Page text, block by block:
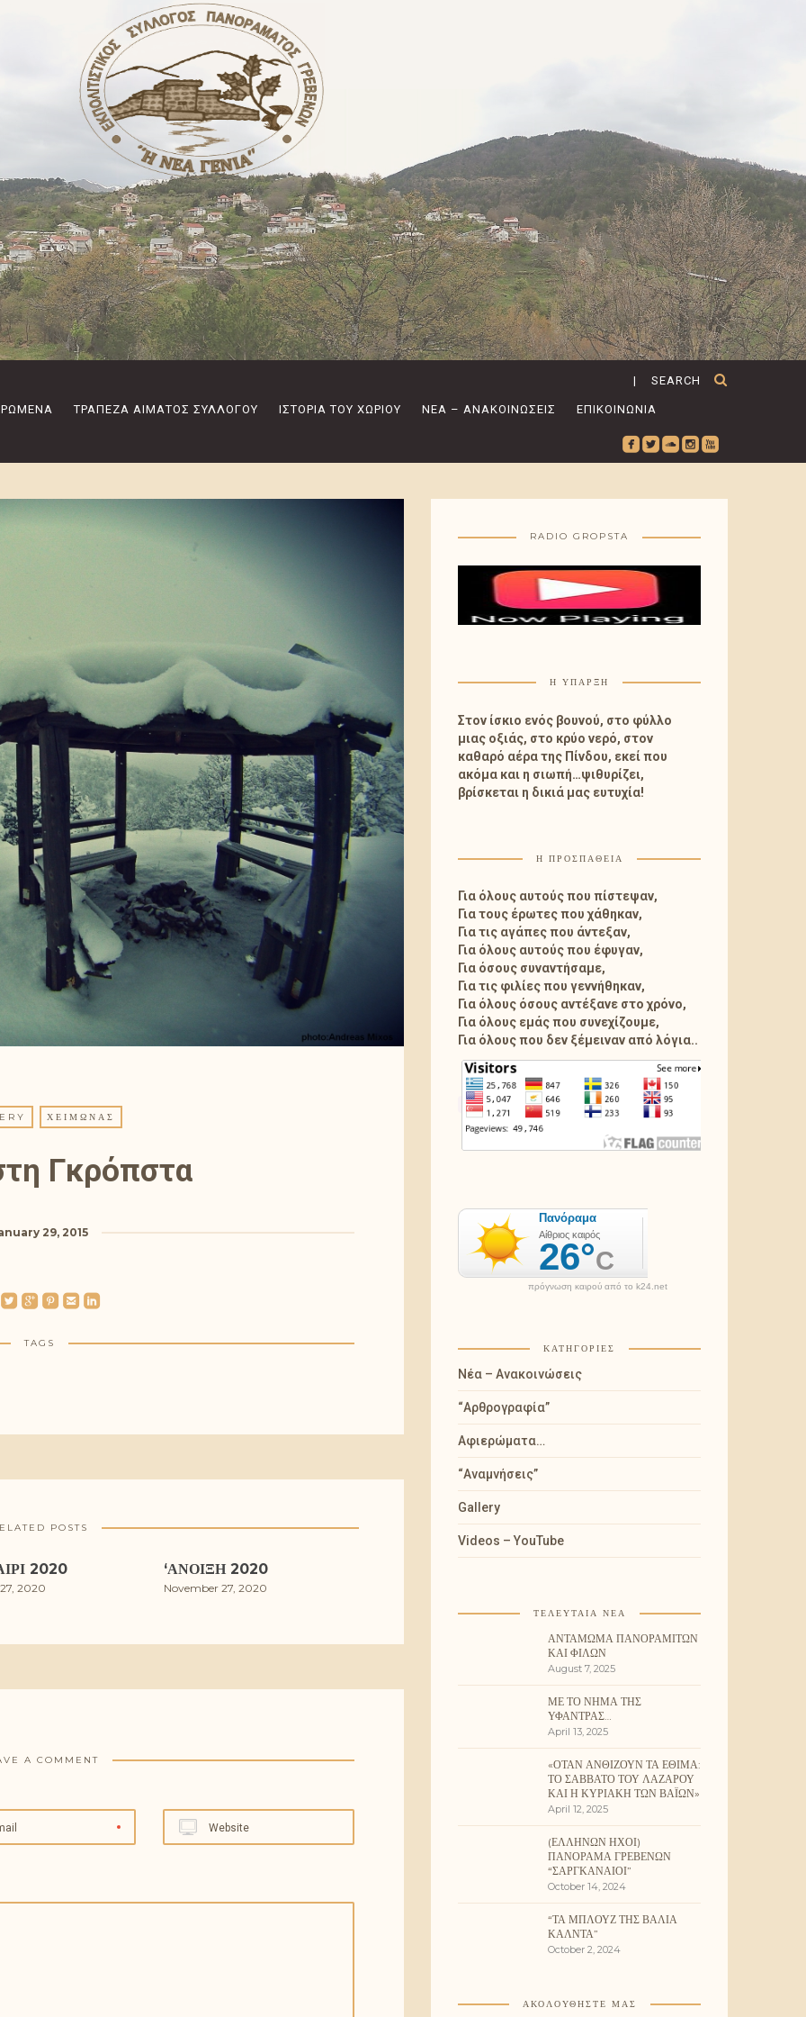
| SEARCH
ΤΡΆΠΕΖΑ ΑΊΜΑΤΟΣ ΣΥΛΛΌΓΟΥ ΙΣΤΟΡΊΑ ΤΟΥ ΧΩΡΙΟΎ ΝΈΑ – ΑΝΑΚΟΙΝΏΣΕΙΣ ΕΠΙΚΟΙΝΩΝΊΑ
roundedfacebookroundedtwitterbirdroundedsoundcloudroundedinstagramroundedyoutube
ΧΕΙΜΏΝΑΣ
Γκρόπστα
29, 2015
roundedtwitterbird roundedgoogleplus roundedpinterest roundedemail roundedlinkedin
TAGS
POSTS
2020
2020
‘ΑΝΟΙΞΗ 2020
November 27, 2020
A COMMENT
Website
RADIO GROPSTA
Η ΎΠΑΡΞΗ
Στον ίσκιο ενός βουνού, στο φύλλο
μιας οξιάς, στο κρύο νερό, στον
καθαρό αέρα της Πίνδου, εκεί που
ακόμα και η σιωπή…ψιθυρίζει,
βρίσκεται η δικιά μας ευτυχία!
Η ΠΡΟΣΠΑΘΕΙΑ
Για όλους αυτούς που πίστεψαν,
Για τους έρωτες που χάθηκαν,
Για τις αγάπες που άντεξαν,
Για όλους αυτούς που έφυγαν,
Για όσους συναντήσαμε,
Για τις φιλίες που γεννήθηκαν,
Για όλους όσους αντέξανε στο χρόνο,
Για όλους εμάς που συνεχίζουμε,
Για όλους που δεν ξέμειναν από λόγια..
πρόγνωση καιρού από το k24.net
ΚΑΤΗΓΟΡΊΕΣ
Νέα – Ανακοινώσεις
“Αρθρογραφία”
Αφιερώματα…
“Αναμνήσεις”
Gallery
Videos – YouTube
ΤΕΛΕΥΤΑΊΑ ΝΈΑ
ΑΝΤΆΜΩΜΑ ΠΑΝΟΡΑΜΙΤΏΝ
ΚΑΙ ΦΊΛΩΝ
August 7, 2025
ΜΕ ΤΟ ΝΉΜΑ ΤΗΣ
ΥΦΆΝΤΡΑΣ…
April 13, 2025
«ΌΤΑΝ ΑΝΘΊΖΟΥΝ ΤΑ ΈΘΙΜΑ:
ΤΟ ΣΆΒΒΑΤΟ ΤΟΥ ΛΑΖΆΡΟΥ
ΚΑΙ Η ΚΥΡΙΑΚΉ ΤΩΝ ΒΑΪ́ΩΝ»
April 12, 2025
(ΕΛΛΉΝΩΝ ΉΧΟΙ)
ΠΑΝΌΡΑΜΑ ΓΡΕΒΕΝΏΝ
“ΣΑΡΓΚΑΝΑΊΟΙ”
October 14, 2024
“ΤΑ ΜΠΛΟΥΖ ΤΗΣ ΒΆΛΙΑ
ΚΆΛΝΤΑ”
October 2, 2024
ΑΚΟΛΟΥΘΉΣΤΕ ΜΑΣ